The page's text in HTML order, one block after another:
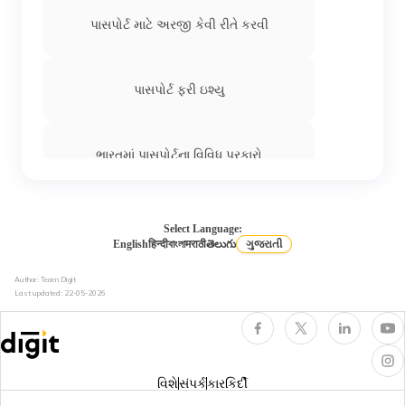
પાસપોર્ટ માટે અરજી કેવી રીતે કરવી
પાસપોર્ટ ફરી ઇશ્યુ
ભારતમાં પાસપોર્ટના વિવિધ પ્રકારો
પાસપોર્ટ સ્ટેટસ કેવી રીતે ચેક કરવું
Select Language:
Englishहिन्दीবাংলাमराठीతెలుగు ગુજરાતી
Author: Team Digit
Last updated: 22-05-2026
વિશેસંપર્કકારકિર્દી